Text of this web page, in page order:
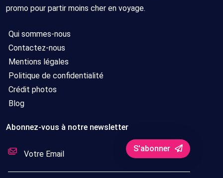
promo pour partir moins cher en voyage.
Qui sommes-nous
Contactez-nous
Mentions légales
Politique de confidentialité
Crédit photos
Blog
Abonnez-vous à notre newsletter
S'abonner